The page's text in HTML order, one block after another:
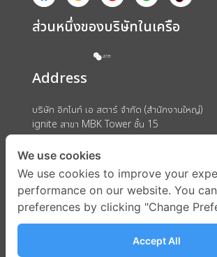
ส่วนหนึ่งของบริษัทในเครือ
Address
บริษัท อิกไนท์ เอ สตาร์ จำกัด (สำนักงานใหญ่)
ignite สาขา MBK Tower ชั้น 15
ถนนพญาไท แขวงวังใหม่ เขตปทุมวัน กรุงเทพม
We use cookies
We use cookies to improve your
performance on our website. You
preferences by clicking "Change
Accept All